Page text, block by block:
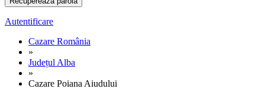
Autentificare
Cazare România
»
Județul Alba
»
Cazare Poiana Aiudului